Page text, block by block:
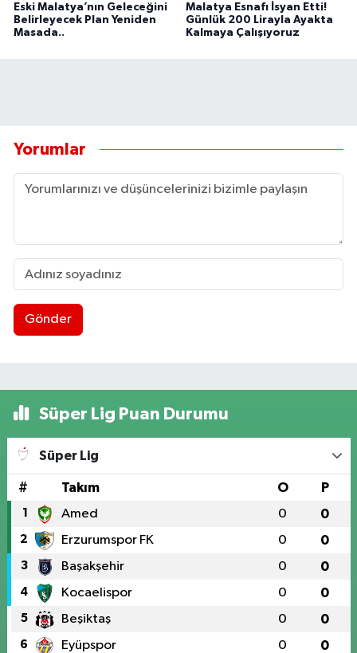
Eski Malatya’nın Geleceğini
Belirleyecek Plan Yeniden
Masada..
Malatya Esnafı İsyan Etti!
Günlük 200 Lirayla Ayakta
Kalmaya Çalışıyoruz
Yorumlar
Gönder
Süper Lig Puan Durumu
Süper Lig
# Takım O P
1 Amed 0 0
2 Erzurumspor FK 0 0
3 Başakşehir 0 0
4 Kocaelispor 0 0
5 Beşiktaş 0 0
6 Eyüpspor 0 0